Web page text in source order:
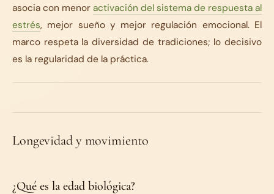
asocia con menor activación del sistema de respuesta al
estrés, mejor sueño y mejor regulación emocional. El
marco respeta la diversidad de tradiciones; lo decisivo
es la regularidad de la práctica.
Longevidad y movimiento
¿Qué es la edad biológica?